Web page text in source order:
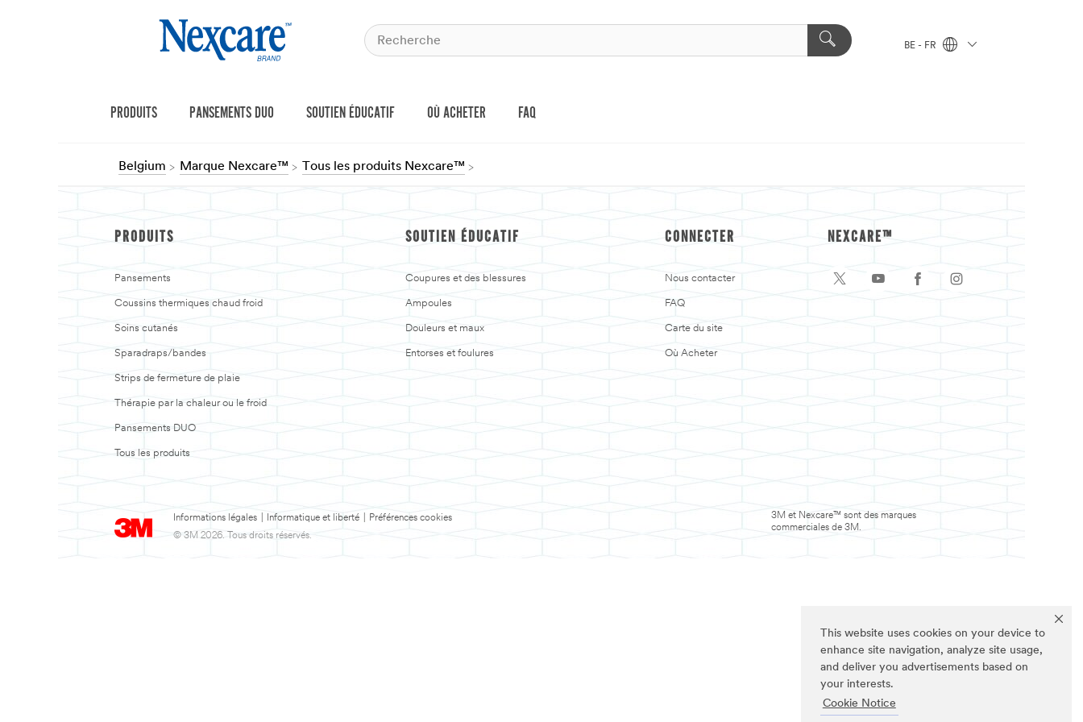
This website uses cookies on your device to
enhance site navigation, analyze site usage,
and deliver you advertisements based on
your interests.
Cookie Notice
BE - FR
PRODUITS PANSEMENTS DUO SOUTIEN ÉDUCATIF OÙ ACHETER FAQ
Belgium Marque Nexcare™ Tous les produits Nexcare™
PRODUITS
Pansements
Coussins thermiques chaud froid
Soins cutanés
Sparadraps/bandes
Strips de fermeture de plaie
Thérapie par la chaleur ou le froid
Pansements DUO
Tous les produits
SOUTIEN ÉDUCATIF
Coupures et des blessures
Ampoules
Douleurs et maux
Entorses et foulures
CONNECTER
Nous contacter
FAQ
Carte du site
Où Acheter
Informations légales Informatique et liberté
Préférences cookies
© 3M 2026. Tous droits réservés.
NEXCARE™
3M et Nexcare™ sont des marques
commerciales de 3M.